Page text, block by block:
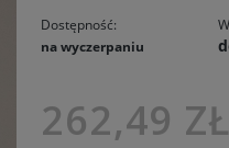
Dostępność:
na wyczerpaniu
262,49 ZŁ